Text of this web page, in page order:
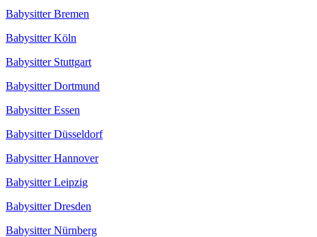
Babysitter Bremen
Babysitter Köln
Babysitter Stuttgart
Babysitter Dortmund
Babysitter Essen
Babysitter Düsseldorf
Babysitter Hannover
Babysitter Leipzig
Babysitter Dresden
Babysitter Nürnberg